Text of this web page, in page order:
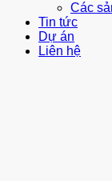
Các
Tin tức
Dự án
Liên hệ